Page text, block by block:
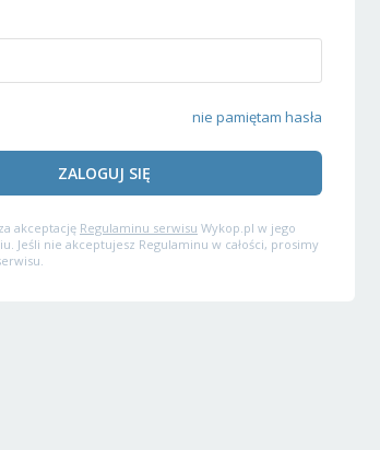
nie pamiętam hasła
ZALOGUJ SIĘ
akceptację Regulaminu serwisu Wykop.pl w jego
Jeśli nie akceptujesz Regulaminu w całości, prosimy